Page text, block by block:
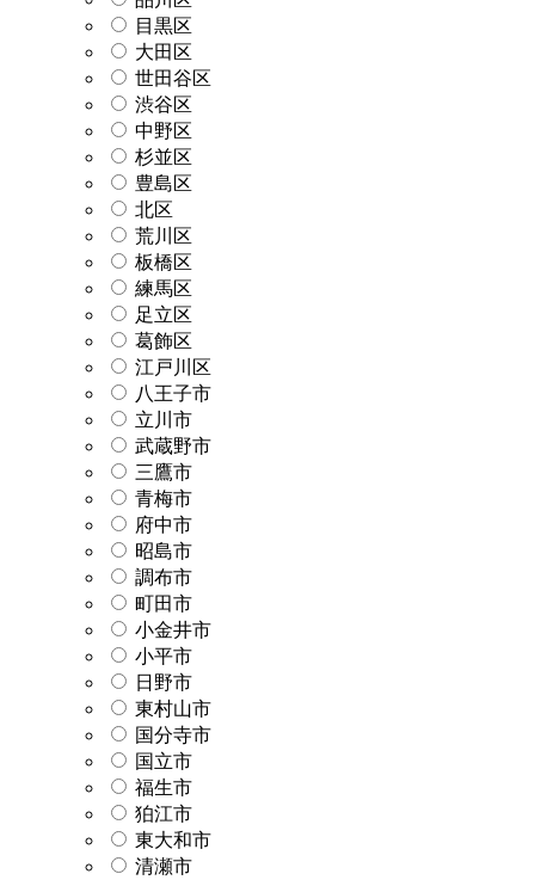
目黒区
大田区
世田谷区
渋谷区
中野区
杉並区
豊島区
北区
荒川区
板橋区
練馬区
足立区
葛飾区
江戸川区
八王子市
立川市
武蔵野市
三鷹市
青梅市
府中市
昭島市
調布市
町田市
小金井市
小平市
日野市
東村山市
国分寺市
国立市
福生市
狛江市
東大和市
清瀬市